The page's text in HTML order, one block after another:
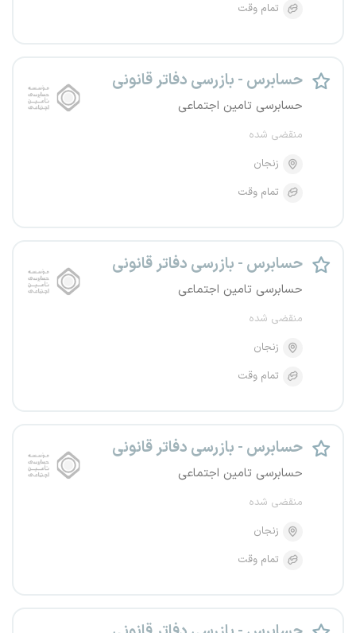
تمام وقت
حسابرس - بازرسی دفاتر قانونی
حسابرسی تامین اجتماعی
منقضی شده
زنجان
تمام وقت
حسابرس - بازرسی دفاتر قانونی
حسابرسی تامین اجتماعی
منقضی شده
زنجان
تمام وقت
حسابرس - بازرسی دفاتر قانونی
حسابرسی تامین اجتماعی
منقضی شده
زنجان
تمام وقت